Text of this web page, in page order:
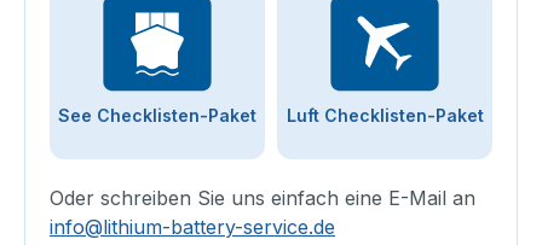
See Checklisten-Paket Luft Checklisten-Paket
Oder schreiben Sie uns einfach eine E-Mail an
info@lithium-battery-service.de